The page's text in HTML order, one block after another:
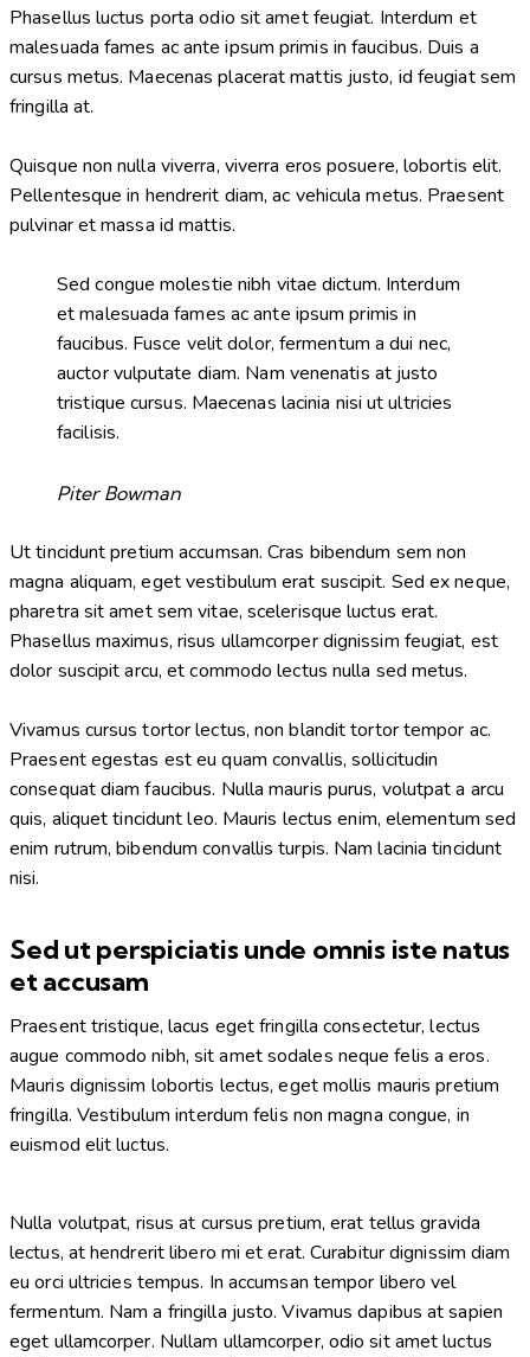
Phasellus luctus porta odio sit amet feugiat. Interdum et
malesuada fames ac ante ipsum primis in faucibus. Duis a
cursus metus. Maecenas placerat mattis justo, id feugiat sem
fringilla at.
Quisque non nulla viverra, viverra eros posuere, lobortis elit.
Pellentesque in hendrerit diam, ac vehicula metus. Praesent
pulvinar et massa id mattis.
Sed congue molestie nibh vitae dictum. Interdum
et malesuada fames ac ante ipsum primis in
faucibus. Fusce velit dolor, fermentum a dui nec,
auctor vulputate diam. Nam venenatis at justo
tristique cursus. Maecenas lacinia nisi ut ultricies
facilisis.
Piter Bowman
Ut tincidunt pretium accumsan. Cras bibendum sem non
magna aliquam, eget vestibulum erat suscipit. Sed ex neque,
pharetra sit amet sem vitae, scelerisque luctus erat.
Phasellus maximus, risus ullamcorper dignissim feugiat, est
dolor suscipit arcu, et commodo lectus nulla sed metus.
Vivamus cursus tortor lectus, non blandit tortor tempor ac.
Praesent egestas est eu quam convallis, sollicitudin
consequat diam faucibus. Nulla mauris purus, volutpat a arcu
quis, aliquet tincidunt leo. Mauris lectus enim, elementum sed
enim rutrum, bibendum convallis turpis. Nam lacinia tincidunt
nisi.
Sed ut perspiciatis unde omnis iste natus
et accusam
Praesent tristique, lacus eget fringilla consectetur, lectus
augue commodo nibh, sit amet sodales neque felis a eros.
Mauris dignissim lobortis lectus, eget mollis mauris pretium
fringilla. Vestibulum interdum felis non magna congue, in
euismod elit luctus.
Nulla volutpat, risus at cursus pretium, erat tellus gravida
lectus, at hendrerit libero mi et erat. Curabitur dignissim diam
eu orci ultricies tempus. In accumsan tempor libero vel
fermentum. Nam a fringilla justo. Vivamus dapibus at sapien
eget ullamcorper. Nullam ullamcorper, odio sit amet luctus